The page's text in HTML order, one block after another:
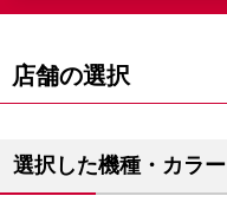
店舗の選択
選択した機種・カラー